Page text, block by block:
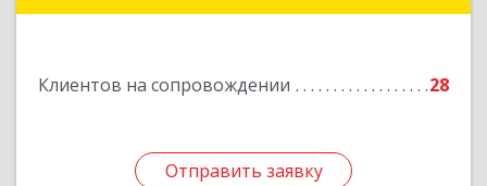
Клиентов на сопровождении 28
Отправить заявку
Отправить заявку